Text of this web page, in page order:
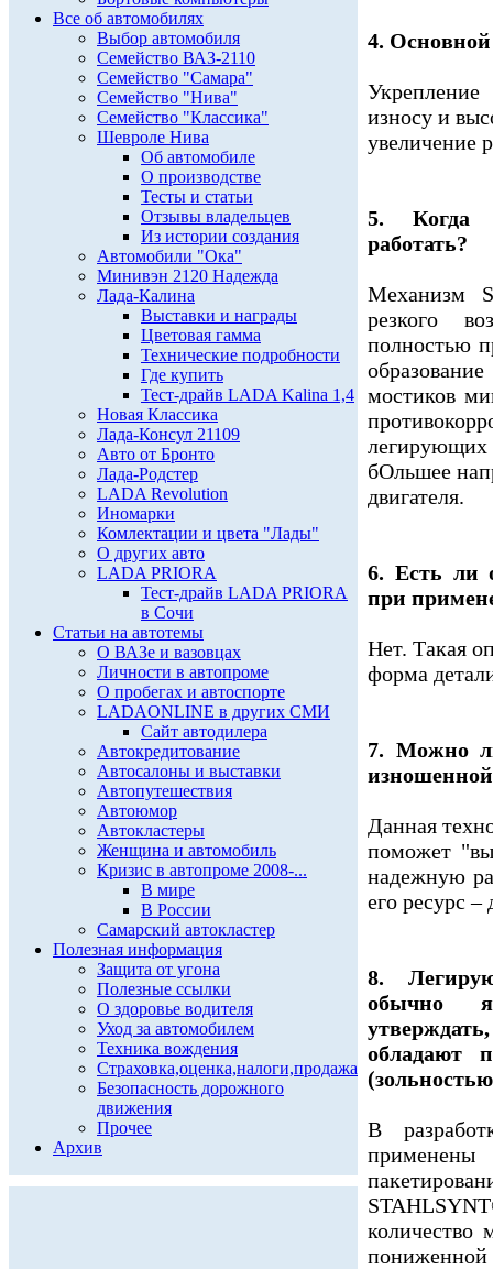
Все об автомобилях
Выбор автомобиля
Семейство ВАЗ-2110
Семейство "Самара"
Семейство "Нива"
Семейство "Классика"
Шевроле Нива
Об автомобиле
О производстве
Тесты и статьи
Отзывы владельцев
Из истории создания
Автомобили "Ока"
Минивэн 2120 Надежда
Лада-Калина
Выставки и награды
Цветовая гамма
Технические подробности
Где купить
Тест-драйв LADA Kalina 1,4
Новая Классика
Лада-Консул 21109
Авто от Бронто
Лада-Родстер
LADA Revolution
Иномарки
Комлектации и цвета "Лады"
О других авто
LADA PRIORA
Тест-драйв LADA PRIORA
в Сочи
Статьи на автотемы
О ВАЗе и вазовцах
Личности в автопроме
О пробегах и автоспорте
LADAONLINE в других СМИ
Сайт автодилера
Автокредитование
Автосалоны и выставки
Автопутешествия
Автоюмор
Автокластеры
Женщина и автомобиль
Кризис в автопроме 2008-...
В мире
В России
Самарский автокластер
Полезная информация
Защита от угона
Полезные ссылки
О здоровье водителя
Уход за автомобилем
Техника вождения
Страховка,оценка,налоги,продажа
Безопасность дорожного
движения
Прочее
Архив
4. Основной
износу и
увеличение
5. Когда
работать?
Механизм
резкого
полностью
мостиков
бОльшее
двигателя.
6. Есть ли
при
Нет. Такая
форма
7. Можно
Данная
поможет
надежную
его ресурс –
8.
обычно
обладают
В
количество
пониженной